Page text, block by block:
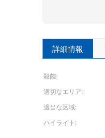
詳細情報
殺菌:
適切なエリア:
適当な区域:
ハイライト: